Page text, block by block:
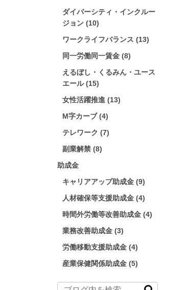
ダイバーシティ・インクルー
ジョン (10)
ワークライフバランス (13)
同一労働同一賃金 (8)
えるぼし・くるみん・ユース
エール (15)
女性活躍推進 (13)
M字カーブ (4)
テレワーク (7)
副業解禁 (8)
助成金
キャリアアップ助成金 (9)
人材確保等支援助成金 (4)
時間外労働等改善助成金 (4)
業務改善助成金 (3)
労働移動支援助成金 (4)
産業保健関係助成金 (5)